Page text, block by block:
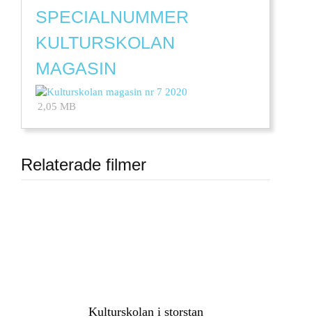
SPECIALNUMMER
KULTURSKOLAN
MAGASIN
2,05 MB
Relaterade filmer
Kulturskolan i storstan